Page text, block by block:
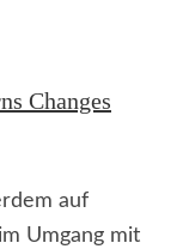
Changes
auf
Umgang mit